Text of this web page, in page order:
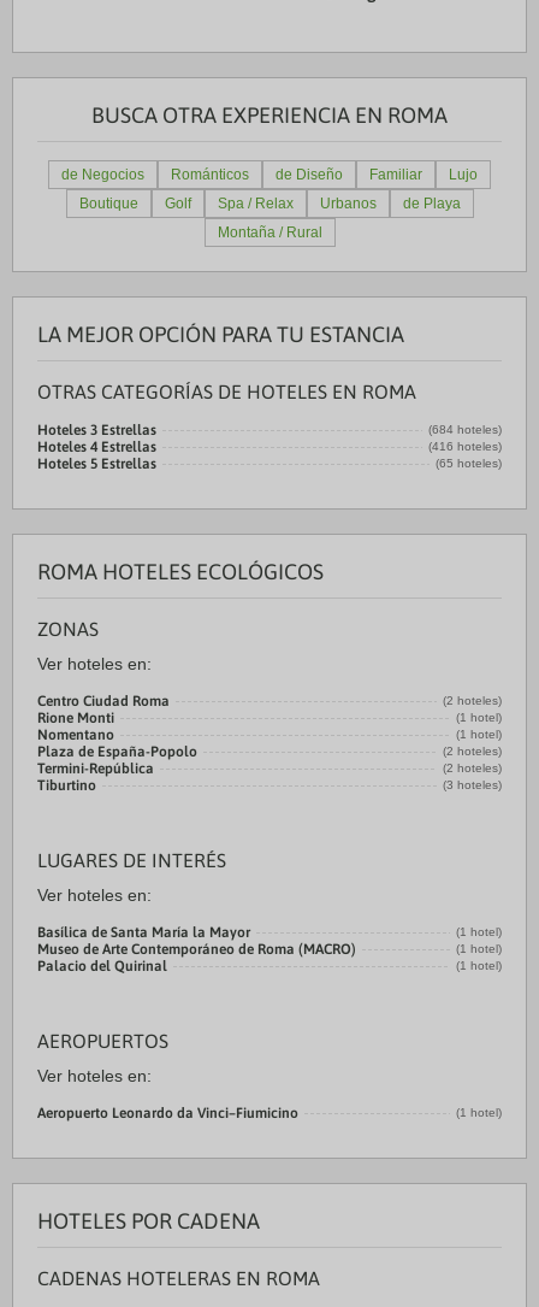
BUSCA OTRA EXPERIENCIA EN ROMA
de Negocios Románticos de Diseño Familiar
Lujo
Boutique
Golf Spa / Relax Urbanos
de Playa
Montaña / Rural
LA MEJOR OPCIÓN PARA TU ESTANCIA
OTRAS CATEGORÍAS DE HOTELES EN ROMA
Hoteles 3 Estrellas (684 hoteles)
Hoteles 4 Estrellas (416 hoteles)
Hoteles 5 Estrellas (65 hoteles)
ROMA HOTELES ECOLÓGICOS
ZONAS
Ver hoteles en:
Centro Ciudad Roma (2 hoteles)
Rione Monti (1 hotel)
Nomentano (1 hotel)
Plaza de España-Popolo (2 hoteles)
Termini-República (2 hoteles)
Tiburtino (3 hoteles)
LUGARES DE INTERÉS
Ver hoteles en:
Basílica de Santa María la Mayor (1 hotel)
Museo de Arte Contemporáneo de Roma (MACRO) (1 hotel)
Palacio del Quirinal (1 hotel)
AEROPUERTOS
Ver hoteles en:
Aeropuerto Leonardo da Vinci–Fiumicino (1 hotel)
HOTELES POR CADENA
CADENAS HOTELERAS EN ROMA